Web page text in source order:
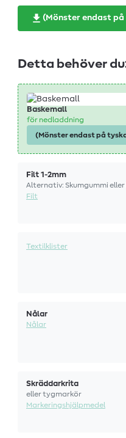
(Mönster endast
Detta behöver
Baskemall
för nedladdning
(Mönster endast på
Filt 1-2mm
Alternativ: Skumgummi
Filt
Textilklister
Nålar
Nålar
Skräddarkrita
eller tygmarkör
Markeringshjälpmedel